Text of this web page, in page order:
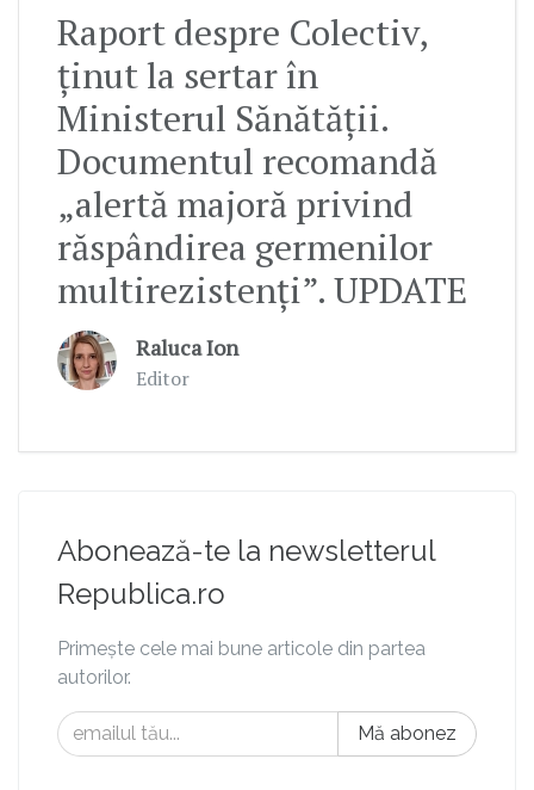
Raport despre Colectiv,
ținut la sertar în
Ministerul Sănătății.
Documentul recomandă
„alertă majoră privind
răspândirea germenilor
multirezistenți”. UPDATE
Raluca Ion
Editor
Abonează-te la newsletterul
Republica.ro
Primește cele mai bune articole din partea
autorilor.
Mă abonez